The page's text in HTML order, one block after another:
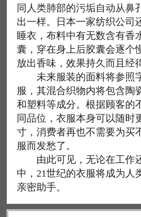
同人类肺部的污垢自动从鼻
出一样。日本一家纺织公司
睡衣，布料中有无数含有香
囊，穿在身上后胶囊会逐个
放出香味，效果持久而且经
未来服装的面料将参照
服，其混合织物内将包含陶
和塑料等成分。根据顾客的
同品位，衣服本身可以随时
寸，消费者再也不需要为买
服而发愁了。
由此可见，无论在工作
中，21世纪的衣服将成为人
亲密助手。